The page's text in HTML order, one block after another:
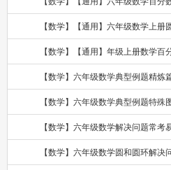
【数学】【通用】六年级数学上册
【数学】【通用】年级上册数学
【数学】六年级数学典型例题精炼
【数学】六年级数学典型例题特殊
【数学】六年级数学解决问题常考
【数学】六年级数学圆和圆环解决